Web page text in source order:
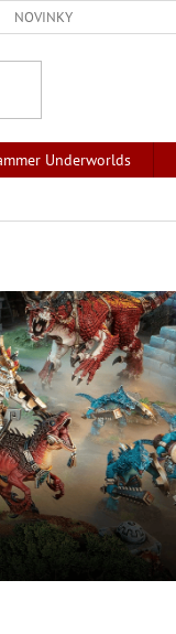
NOVINKY
Underworlds